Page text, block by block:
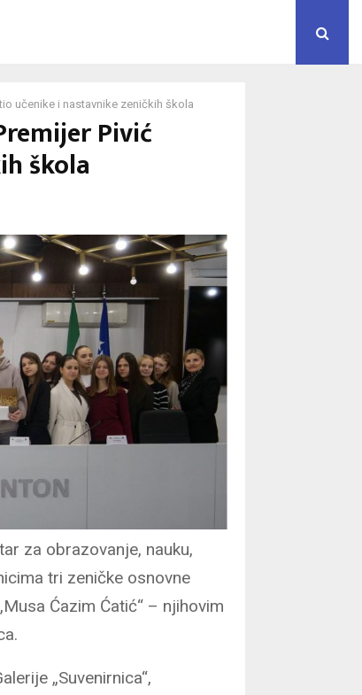
učenike i nastavnike zeničkih škola
Pivić
škola
za obrazovanje, nauku,
tri zeničke osnovne
Ćazim Ćatić“ – njihovim
„Suvenirnica“,